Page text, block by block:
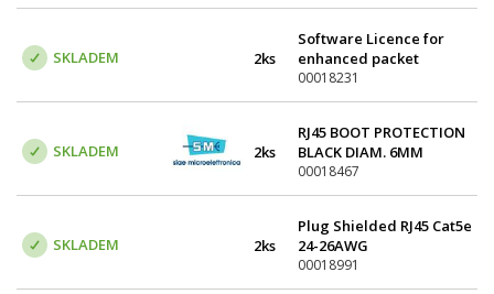
SKLADEM 2ks
Software Licence for
enhanced packet
compression (capacity
up to 1 Gbps)
00018231
SKLADEM 2ks
RJ45 BOOT PROTECTION
BLACK DIAM. 6MM
00018467
SKLADEM 2ks
Plug Shielded RJ45 Cat5e
24-26AWG
00018991